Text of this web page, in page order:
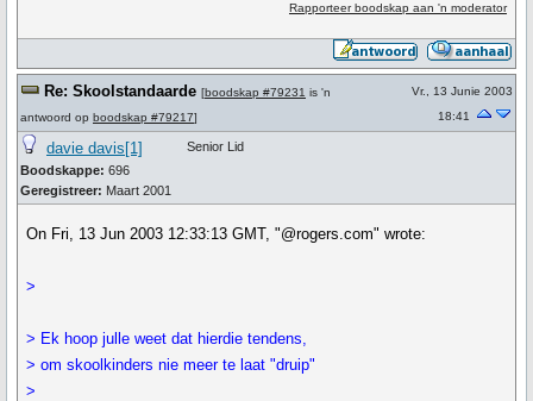
Rapporteer boodskap aan 'n moderator
Re: Skoolstandaarde [boodskap #79231 is 'n
antwoord op boodskap #79217]
Vr., 13 Junie 2003
18:41
davie davis[1]
Boodskappe: 696
Geregistreer: Maart 2001
Senior Lid
On Fri, 13 Jun 2003 12:33:13 GMT, "@rogers.com" wrote:
>
> Ek hoop julle weet dat hierdie tendens,
> om skoolkinders nie meer te laat "druip"
>